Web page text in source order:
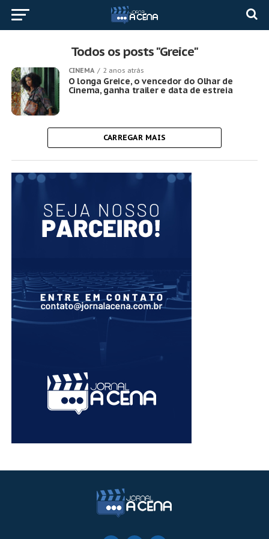
Todos os posts "Greice"
CINEMA 2 anos atrás
O longa Greice, o vencedor do Olhar de
Cinema, ganha trailer e data de estreia
CARREGAR MAIS